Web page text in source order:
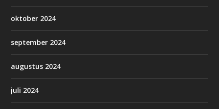
oktober 2024
september 2024
augustus 2024
juli 2024